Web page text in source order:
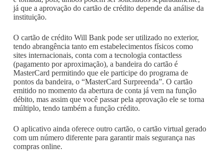
já que a aprovação do cartão de crédito depende da análise da
instituição.
O cartão de crédito Will Bank pode ser utilizado no exterior,
tendo abrangência tanto em estabelecimentos físicos como
sites internacionais, conta com a tecnologia contactless
(pagamento por aproximação), a bandeira do cartão é
MasterCard permitindo que ele participe do programa de
pontos da bandeira, o “MasterCard Surpreenda”. O cartão
emitido no momento da abertura de conta já vem na função
débito, mas assim que você passar pela aprovação ele se torna
múltiplo, tendo também a função crédito.
O aplicativo ainda oferece outro cartão, o cartão virtual gerado
com um número diferente para garantir mais segurança nas
compras online.